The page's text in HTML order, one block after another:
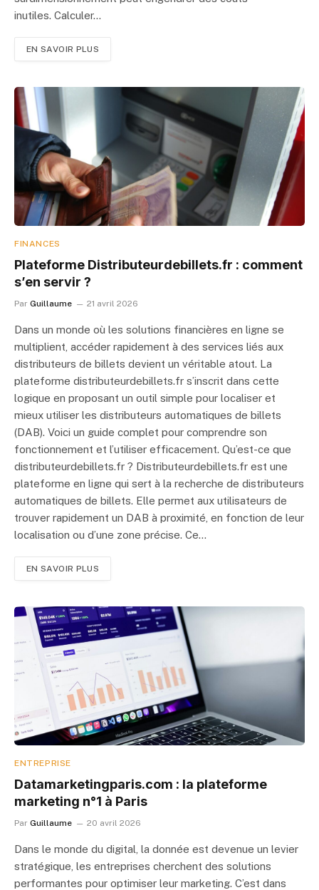
inutiles. Calculer…
EN SAVOIR PLUS
FINANCES
Plateforme Distributeurdebillets.fr : comment
s’en servir ?
Par Guillaume 21 avril 2026
Dans un monde où les solutions financières en ligne se
multiplient, accéder rapidement à des services liés aux
distributeurs de billets devient un véritable atout. La
plateforme distributeurdebillets.fr s’inscrit dans cette
logique en proposant un outil simple pour localiser et
mieux utiliser les distributeurs automatiques de billets
(DAB). Voici un guide complet pour comprendre son
fonctionnement et l’utiliser efficacement. Qu’est-ce que
distributeurdebillets.fr ? Distributeurdebillets.fr est une
plateforme en ligne qui sert à la recherche de distributeurs
automatiques de billets. Elle permet aux utilisateurs de
trouver rapidement un DAB à proximité, en fonction de leur
localisation ou d’une zone précise. Ce…
EN SAVOIR PLUS
ENTREPRISE
Datamarketingparis.com : la plateforme
marketing n°1 à Paris
Par Guillaume 20 avril 2026
Dans le monde du digital, la donnée est devenue un levier
stratégique, les entreprises cherchent des solutions
performantes pour optimiser leur marketing. C’est dans